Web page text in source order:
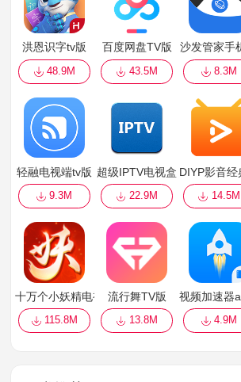
洪恩识字tv版
48.9M
百度网盘TV版
43.5M
沙发管家手
8.3M
轻融电视端tv版
9.3M
超级IPTV电视盒子版
22.9M
DIYP影音
14.5M
十万个小妖精电视版
115.8M
流行舞TV版
13.8M
视频加速器
4.9M